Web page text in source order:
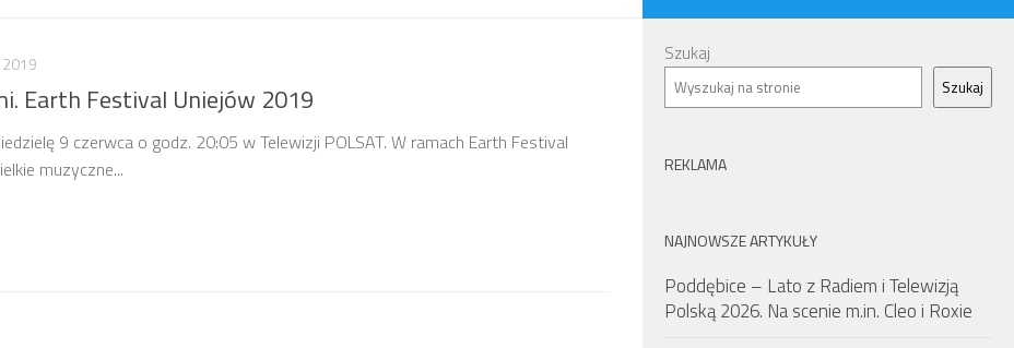
2019
Earth Festival Uniejów 2019
9 czerwca o godz. 20:05 w Telewizji POLSAT. W ramach Earth Festival
muzyczne...
Szukaj
Szukaj
REKLAMA
NAJNOWSZE ARTYKUŁY
Poddębice – Lato z Radiem i Telewizją
Polską 2026. Na scenie m.in. Cleo i Roxie